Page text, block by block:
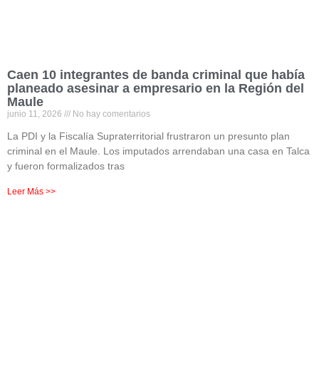
Caen 10 integrantes de banda criminal que había
planeado asesinar a empresario en la Región del
Maule
junio 11, 2026 No hay comentarios
La PDI y la Fiscalía Supraterritorial frustraron un presunto plan
criminal en el Maule. Los imputados arrendaban una casa en Talca
y fueron formalizados tras
Leer Más >>